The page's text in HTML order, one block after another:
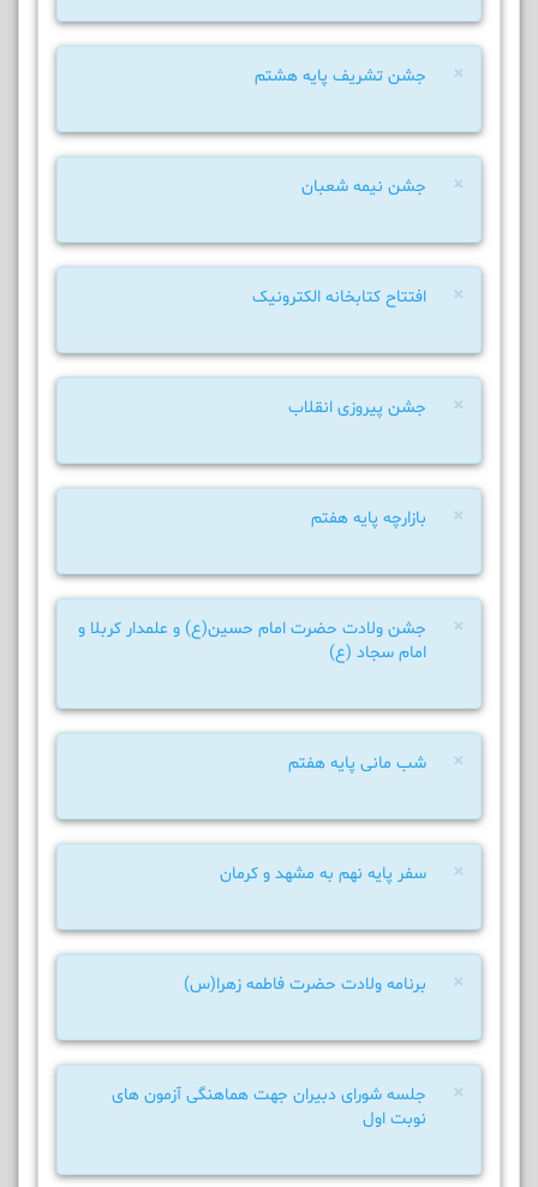
× جشن تشریف پایه هشتم
× جشن نیمه شعبان
× افتتاح کتابخانه الکترونیک
× جشن پیروزی انقلاب
× بازارچه پایه هفتم
×
جشن ولادت حضرت امام حسین(ع) و علمدار کربلا و
امام سجاد (ع)
× شب مانی پایه هفتم
× سفر پایه نهم به مشهد و کرمان
× برنامه ولادت حضرت فاطمه زهرا(س)
×
جلسه شورای دبیران جهت هماهنگی آزمون های
نوبت اول